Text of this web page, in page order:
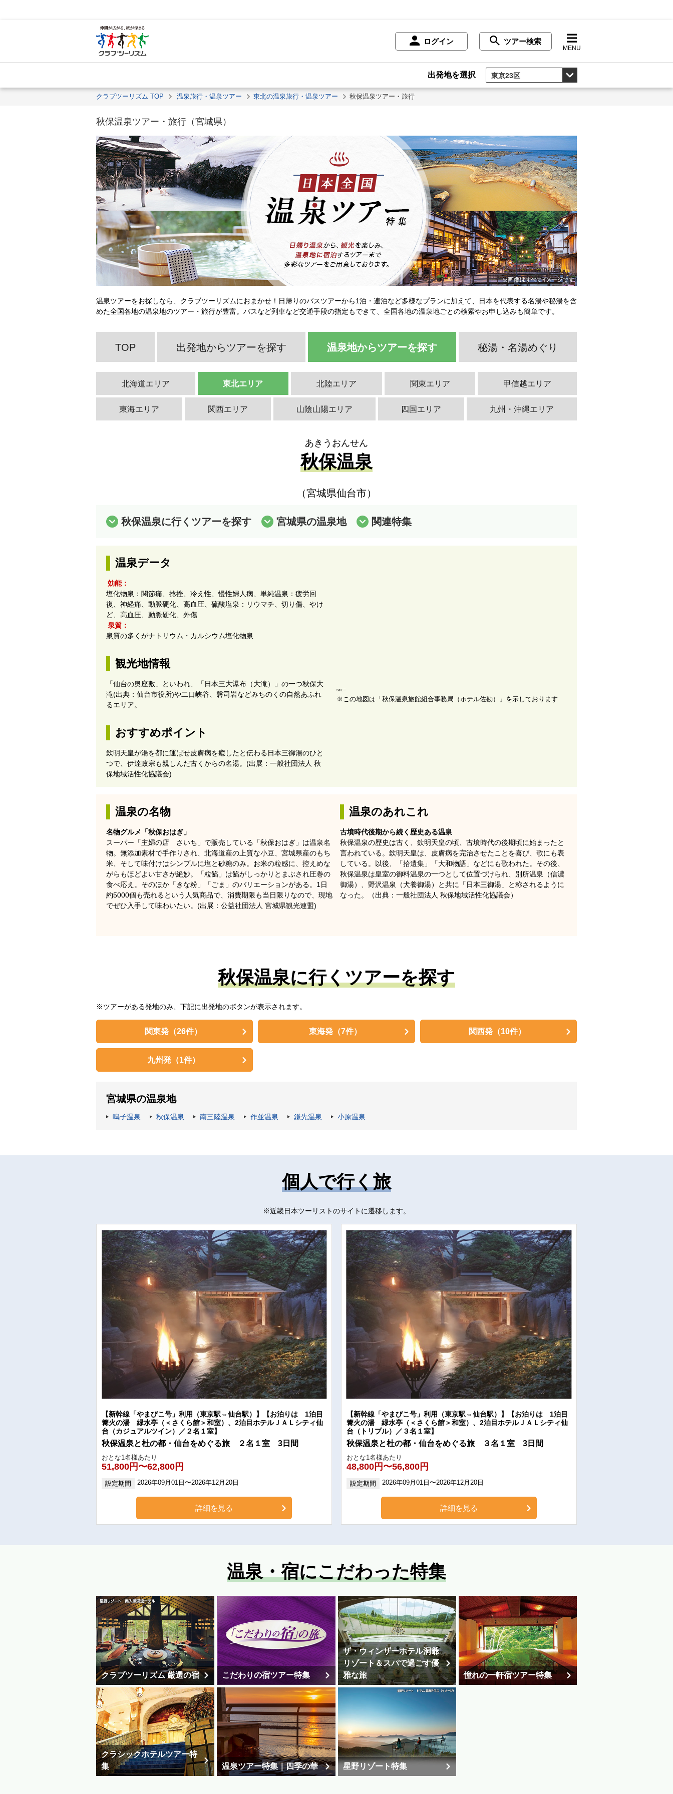
ログイン ツアー検索
MENU
出発地を選択
クラブツーリズム TOP 温泉旅行・温泉ツアー 東北の温泉旅行・温泉ツアー 秋保温泉ツアー・旅行
秋保温泉ツアー・旅行（宮城県）
温泉ツアーをお探しなら、クラブツーリズムにおまかせ！日帰りのバスツアーから1泊・連泊など多様なプランに加えて、日本を代表する名湯や秘湯を含
めた全国各地の温泉地のツアー・旅行が豊富。バスなど列車など交通手段の指定もできて、全国各地の温泉地ごとの検索やお申し込みも簡単です。
TOP 出発地からツアーを探す 温泉地からツアーを探す 秘湯・名湯めぐり
北海道エリア 東北エリア 北陸エリア 関東エリア 甲信越エリア
東海エリア 関西エリア 山陰山陽エリア 四国エリア 九州・沖縄エリア
あきうおんせん
秋保温泉
（宮城県仙台市）
秋保温泉に行くツアーを探す 宮城県の温泉地 関連特集
src=
※この地図は「秋保温泉旅館組合事務局（ホテル佐勘）」を示しております
温泉データ
効能：
塩化物泉：関節痛、捻挫、冷え性、慢性婦人病、単純温泉：疲労回
復、神経痛、動脈硬化、高血圧、硫酸塩泉：リウマチ、切り傷、やけ
ど、高血圧、動脈硬化、外傷
泉質：
泉質の多くがナトリウム・カルシウム塩化物泉
観光地情報
「仙台の奥座敷」といわれ、「日本三大瀑布（大滝）」の一つ秋保大
滝(出典：仙台市役所)や二口峡谷、磐司岩などみちのくの自然あふれ
るエリア。
おすすめポイント
欽明天皇が湯を都に運ばせ皮膚病を癒したと伝わる日本三御湯のひと
つで、伊達政宗も親しんだ古くからの名湯。(出展：一般社団法人 秋
保地域活性化協議会)
温泉の名物
名物グルメ「秋保おはぎ」
スーパー「主婦の店 さいち」で販売している「秋保おはぎ」は温泉名
物。無添加素材で手作りされ、北海道産の上質な小豆、宮城県産のもち
米、そして味付けはシンプルに塩と砂糖のみ。お米の粒感に、控えめな
がらもほどよい甘さが絶妙。「粒餡」は餡がしっかりとまぶされ圧巻の
食べ応え。そのほか「きな粉」「ごま」のバリエーションがある。1日
約5000個も売れるという人気商品で、消費期限も当日限りなので、現地
でぜひ入手して味わいたい。(出展：公益社団法人 宮城県観光連盟)
温泉のあれこれ
古墳時代後期から続く歴史ある温泉
秋保温泉の歴史は古く、欽明天皇の頃、古墳時代の後期頃に始まったと
言われている。欽明天皇は、皮膚病を完治させたことを喜び、歌にも表
している。以後、「拾遺集」「大和物語」などにも歌われた。その後、
秋保温泉は皇室の御料温泉の一つとして位置づけられ、別所温泉（信濃
御湯）、野沢温泉（犬養御湯）と共に「日本三御湯」と称されるように
なった。（出典：一般社団法人 秋保地域活性化協議会）
秋保温泉に行くツアーを探す
※ツアーがある発地のみ、下記に出発地のボタンが表示されます。
関東発 （26件） 東海発（7件） 関西発（10件）
九州発（1件）
宮城県の温泉地
鳴子温泉 秋保温泉 南三陸温泉 作並温泉 鎌先温泉 小原温泉
個人で行く旅
※近畿日本ツーリストのサイトに遷移します。
【新幹線「やまびこ号」利用（東京駅⇔仙台駅）】【お泊りは 1泊目
篝火の湯 緑水亭（＜さくら館＞和室）、2泊目ホテルＪＡＬシティ仙
台（カジュアルツイン）／２名１室】
秋保温泉と杜の都・仙台をめぐる旅 ２名１室 3日間
おとな1名様あたり
51,800円〜62,800円
設定期間 2026年09月01日〜2026年12月20日
詳細を見る
【新幹線「やまびこ号」利用（東京駅⇔仙台駅）】【お泊りは 1泊目
篝火の湯 緑水亭（＜さくら館＞和室）、2泊目ホテルＪＡＬシティ仙
台（トリプル）／３名１室】
秋保温泉と杜の都・仙台をめぐる旅 ３名１室 3日間
おとな1名様あたり
48,800円〜56,800円
設定期間 2026年09月01日〜2026年12月20日
詳細を見る
温泉・宿にこだわった特集
クラブツーリズム 厳選の宿 こだわりの宿ツアー特集
ザ・ウィンザーホテル洞爺
リゾート＆スパで過ごす優
雅な旅
憧れの一軒宿ツアー特集
クラシックホテルツアー特
集
温泉ツアー特集｜四季の華 星野リゾート特集